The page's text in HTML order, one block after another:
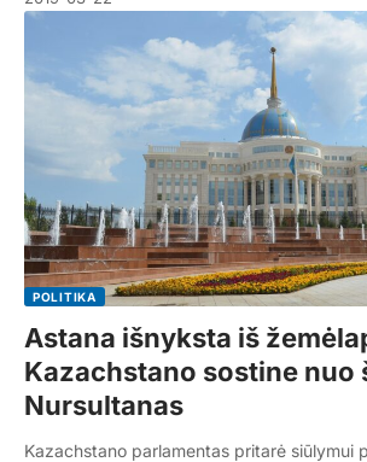
POLITIKA
Astana išnyksta iš
Kazachstano sostine nuo
Nursultanas
Kazachstano parlamentas pritarė siūlymui